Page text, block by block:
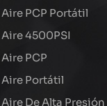
PCP Portátil
4500PSI
PCP
Portátil
De Alta Presión